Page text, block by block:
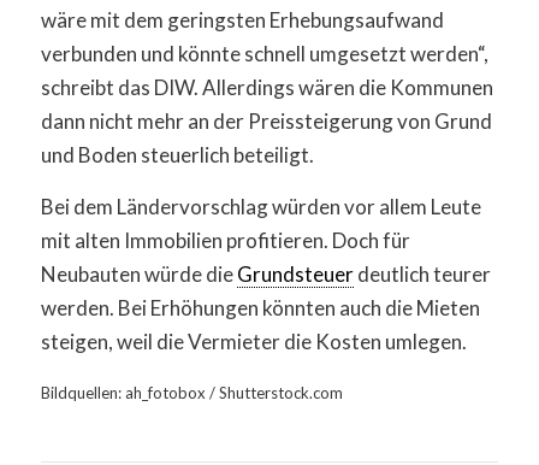
wäre mit dem geringsten Erhebungsaufwand
verbunden und könnte schnell umgesetzt werden“,
schreibt das DIW. Allerdings wären die Kommunen
dann nicht mehr an der Preissteigerung von Grund
und Boden steuerlich beteiligt.
Bei dem Ländervorschlag würden vor allem Leute
mit alten Immobilien profitieren. Doch für
Neubauten würde dieGrundsteuerdeutlich teurer
werden. Bei Erhöhungen könnten auch die Mieten
steigen, weil die Vermieter die Kosten umlegen.
Bildquellen: ah_fotobox / Shutterstock.com